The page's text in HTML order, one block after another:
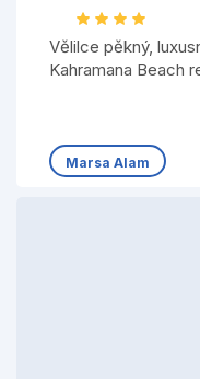
Vělilce pěkný,
Kahramana Beach
Marsa Alam